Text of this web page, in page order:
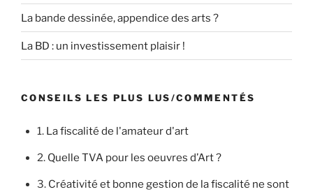
La bande dessinée, appendice des arts ?
La BD : un investissement plaisir !
CONSEILS LES PLUS LUS/COMMENTÉS
1. La fiscalité de l'amateur d'art
2. Quelle TVA pour les oeuvres d’Art ?
3. Créativité et bonne gestion de la fiscalité ne sont